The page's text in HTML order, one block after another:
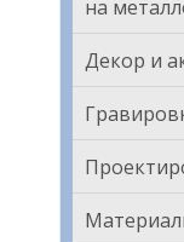
на
Декор и